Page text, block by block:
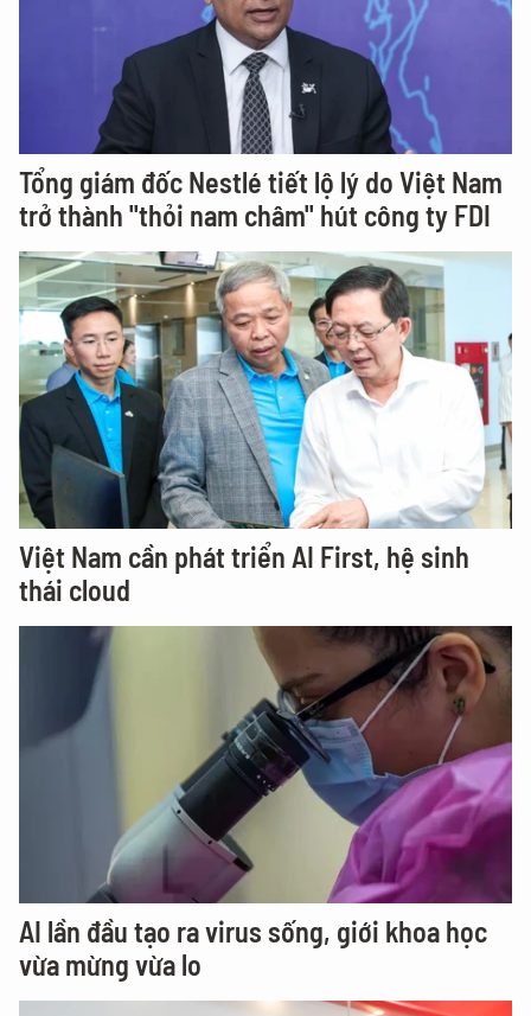
Tổng giám đốc Nestlé tiết lộ lý do Việt Nam
trở thành "thỏi nam châm" hút công ty FDI
Việt Nam cần phát triển AI First, hệ sinh
thái cloud
AI lần đầu tạo ra virus sống, giới khoa học
vừa mừng vừa lo